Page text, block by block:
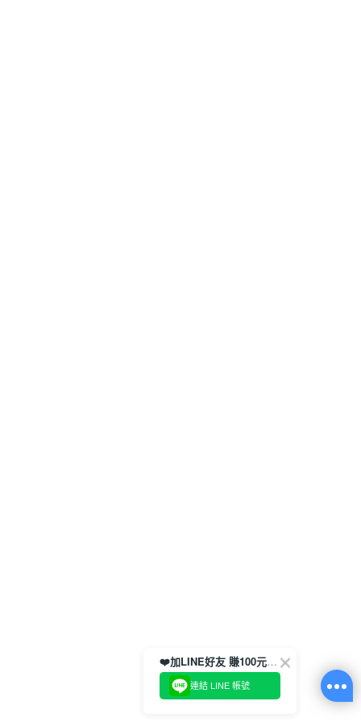
❤️加LINE好友 賺100元券！
連結 LINE 帳號